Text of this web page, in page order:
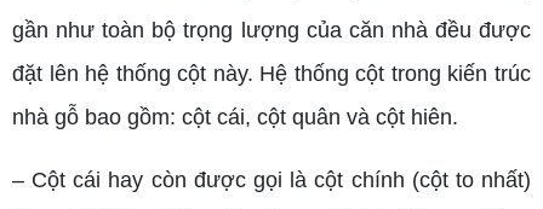
gần như toàn bộ trọng lượng của căn nhà đều được
đặt lên hệ thống cột này. Hệ thống cột trong kiến trúc
nhà gỗ bao gồm: cột cái, cột quân và cột hiên.
– Cột cái hay còn được gọi là cột chính (cột to nhất)